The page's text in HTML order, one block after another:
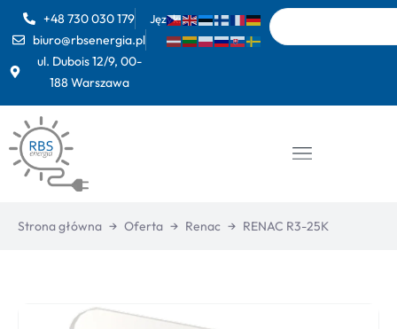
+48 730 030 179
biuro@rbsenergia.pl
ul. Dubois 12/9, 00-
188 Warszawa
Język:
Strona główna → Oferta → Renac → RENAC R3-25K